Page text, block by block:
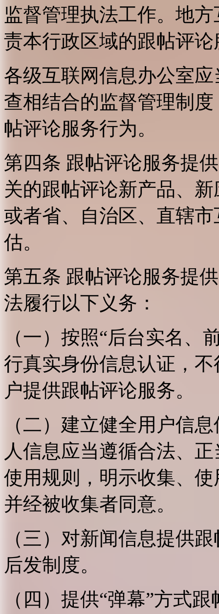
监督管理执法工作。地
责本行政区域的跟帖评
各级互联网信息办公室
查相结合的监督管理制
帖评论服务行为。
第四条 跟帖评论服务提
关的跟帖评论新产品、
或者省、自治区、直辖
估。
第五条 跟帖评论服务提
法履行以下义务：
（一）按照“后台实名、
行真实身份信息认证，
户提供跟帖评论服务。
（二）建立健全用户信
人信息应当遵循合法、
使用规则，明示收集、
并经被收集者同意。
（三）对新闻信息提供
后发制度。
（四）提供“弹幕”方式